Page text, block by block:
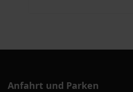
Anfahrt und Parken